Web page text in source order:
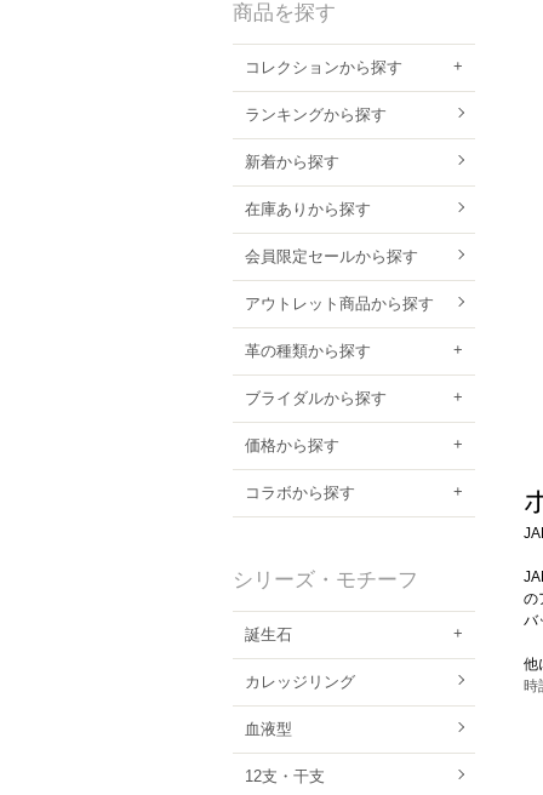
商品を探す
コレクションから探す
ランキングから探す
新着から探す
在庫ありから探す
会員限定セールから探す
アウトレット商品から探す
革の種類から探す
ブライダルから探す
価格から探す
コラボから探す
シリーズ・モチーフ
誕生石
カレッジリング
血液型
12支・干支
の
バ
他
時